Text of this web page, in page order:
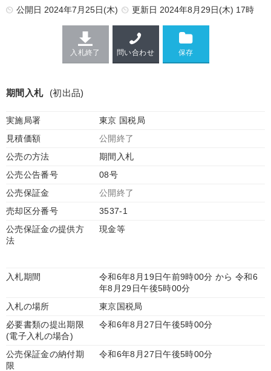
公開日 2024年7月25日(木) 更新日 2024年8月29日(木) 17時
入札終了 問い合わせ
期間入札 (初出品)
実施局署
東京 国税局
見積価額
公開終了
公売の方法
期間入札
公売公告番号
08号
公売保証金
公開終了
売却区分番号
3537-1
公売保証金の提供方
法
現金等
入札期間
令和6年8月19日午前9時00分 から 令和6
年8月29日午後5時00分
入札の場所
東京国税局
必要書類の提出期限
(電子入札の場合)
令和6年8月27日午後5時00分
公売保証金の納付期
限
令和6年8月27日午後5時00分